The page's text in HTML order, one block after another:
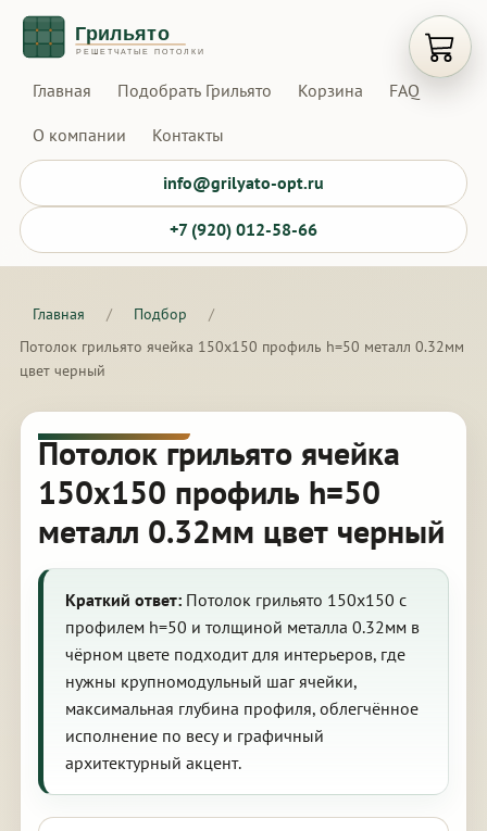
Главная Подобрать Грильято Корзина FAQ
О компании Контакты
info@grilyato-opt.ru
+7 (920) 012-58-66
Главная / Подбор
/
Потолок грильято ячейка 150х150 профиль h=50 металл 0.32мм
цвет черный
Потолок грильято ячейка
150х150 профиль h=50
металл 0.32мм цвет черный
Краткий ответ:Потолок грильято 150х150 с
профилем h=50 и толщиной металла 0.32мм в
чёрном цвете подходит для интерьеров, где
нужны крупномодульный шаг ячейки,
максимальная глубина профиля, облегчённое
исполнение по весу и графичный
архитектурный акцент.